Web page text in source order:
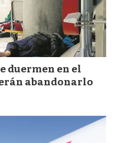
duermen en el
abandonarlo